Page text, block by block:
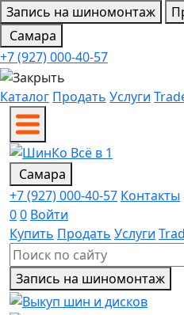
Запись на шиномонтаж
Самара
+7 (927) 000-40-57
Каталог Продать Услуги
Самара
+7 (927) 000-40-57 Контакты
00 Войти
Купить Продать Услуги
Запись на шиномонтаж